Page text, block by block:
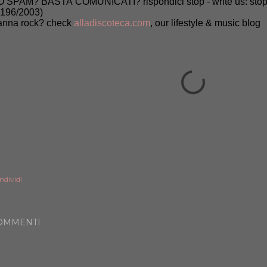
2003)
rock? check alladiscoteca.com, our lifestyle & music blog